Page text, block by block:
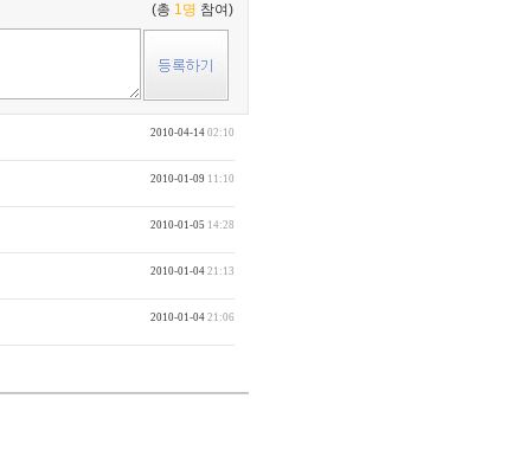
(총 1명 참여)
2010-04-14 02:10
2010-01-09 11:10
2010-01-05 14:28
2010-01-04 21:13
2010-01-04 21:06